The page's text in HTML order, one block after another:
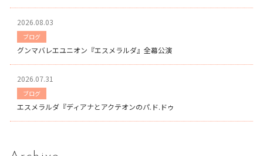
2026.08.03
ブログ
グンマバレエユニオン『エスメラルダ』全幕公演
2026.07.31
ブログ
エスメラルダ『ディアナとアクテオンのパ.ド.ドゥ